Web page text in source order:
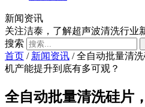
新闻资讯
关注洁泰，了解超声波清洗行业
搜索
首页 / 新闻资讯 / 全自动批量清
机产能提升到底有多可观？
全自动批量清洗硅片